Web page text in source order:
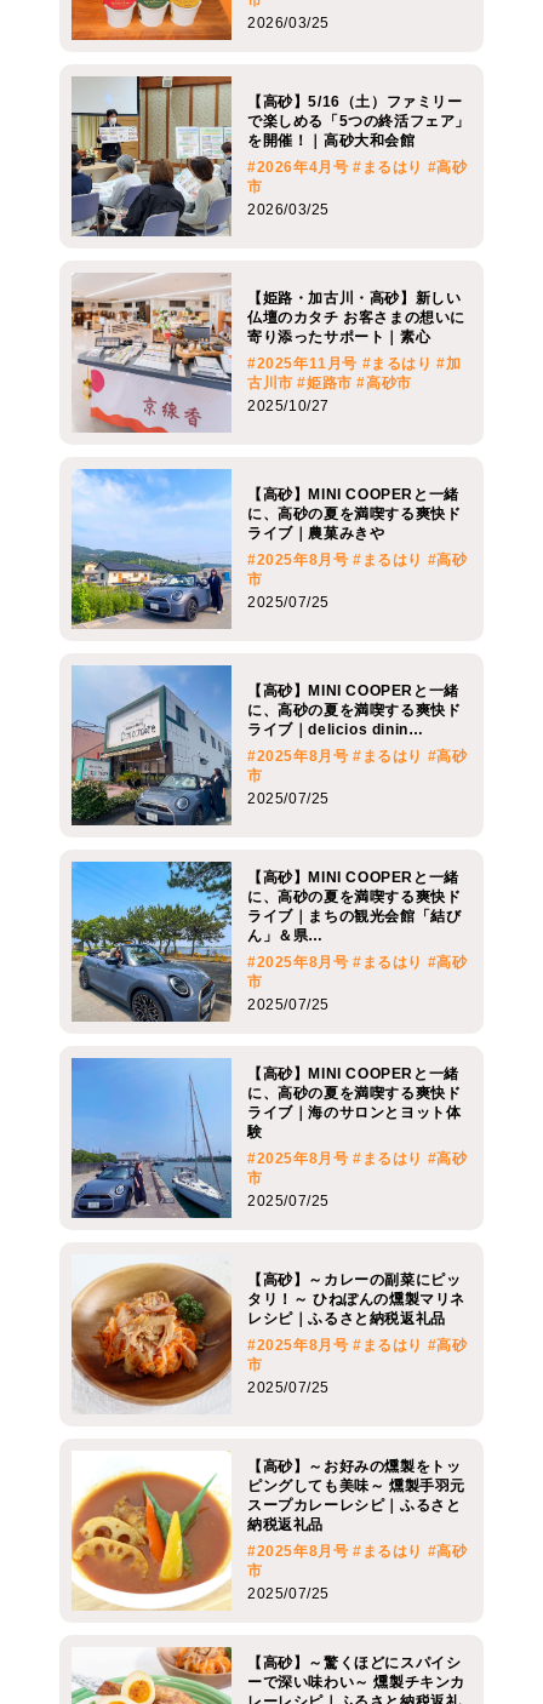
2026/03/25
【高砂】5/16（土）ファミリー
で楽しめる「5つの終活フェア」
を開催！｜高砂大和会館
#2026年4月号 #まるはり #高砂
市
2026/03/25
【姫路・加古川・高砂】新しい
仏壇のカタチ お客さまの想いに
寄り添ったサポート｜素心
#2025年11月号 #まるはり #加
古川市 #姫路市 #高砂市
2025/10/27
【高砂】MINI COOPERと一緒
に、高砂の夏を満喫する爽快ド
ライブ｜農菓みきや
#2025年8月号 #まるはり #高砂
市
2025/07/25
【高砂】MINI COOPERと一緒
に、高砂の夏を満喫する爽快ド
ライブ｜delicios dinin…
#2025年8月号 #まるはり #高砂
市
2025/07/25
【高砂】MINI COOPERと一緒
に、高砂の夏を満喫する爽快ド
ライブ｜まちの観光会館「結び
ん」＆県…
#2025年8月号 #まるはり #高砂
市
2025/07/25
【高砂】MINI COOPERと一緒
に、高砂の夏を満喫する爽快ド
ライブ｜海のサロンとヨット体
験
#2025年8月号 #まるはり #高砂
市
2025/07/25
【高砂】～カレーの副菜にピッ
タリ！～ ひねぽんの燻製マリネ
レシピ｜ふるさと納税返礼品
#2025年8月号 #まるはり #高砂
市
2025/07/25
【高砂】～お好みの燻製をトッ
ピングしても美味～ 燻製手羽元
スープカレーレシピ｜ふるさと
納税返礼品
#2025年8月号 #まるはり #高砂
市
2025/07/25
【高砂】～驚くほどにスパイシ
ーで深い味わい～ 燻製チキンカ